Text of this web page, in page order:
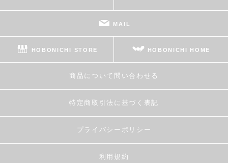
MAIL
HOBONICHI STORE HOBONICHI HOME
商品について問い合わせる
特定商取引法に基づく表記
プライバシーポリシー
利用規約